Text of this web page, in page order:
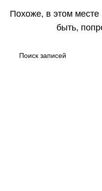
Похоже, в этом
быть,